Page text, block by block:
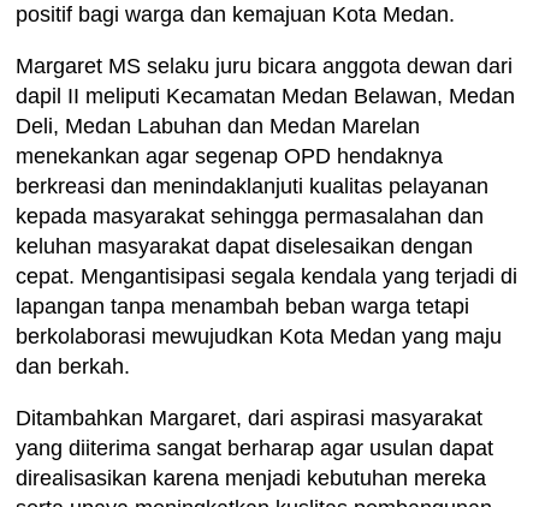
positif bagi warga dan kemajuan Kota Medan.
Margaret MS selaku juru bicara anggota dewan dari
dapil II meliputi Kecamatan Medan Belawan, Medan
Deli, Medan Labuhan dan Medan Marelan
menekankan agar segenap OPD hendaknya
berkreasi dan menindaklanjuti kualitas pelayanan
kepada masyarakat sehingga permasalahan dan
keluhan masyarakat dapat diselesaikan dengan
cepat. Mengantisipasi segala kendala yang terjadi di
lapangan tanpa menambah beban warga tetapi
berkolaborasi mewujudkan Kota Medan yang maju
dan berkah.
Ditambahkan Margaret, dari aspirasi masyarakat
yang diiterima sangat berharap agar usulan dapat
direalisasikan karena menjadi kebutuhan mereka